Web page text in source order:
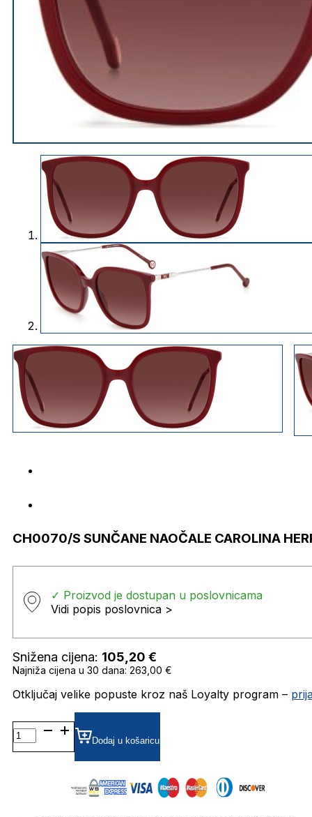
CH0070/S SUNČANE NAOČALE CAROLINA
✓ Proizvod je dostupan u poslovnicama
Vidi popis poslovnica >
Snižena cijena: 105,20 €
Najniža cijena u 30 dana: 263,00 €
Otključaj velike popuste kroz naš Loyalty program –
CH0070/S SUNČANE
NAOČALE
CAROLINA
Dodaj u košaricu